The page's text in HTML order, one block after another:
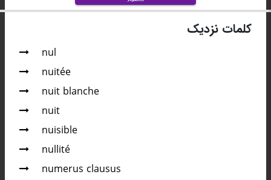
کلمات نزدیک
nul
nuitée
nuit blanche
nuit
nuisible
nullité
numerus clausus